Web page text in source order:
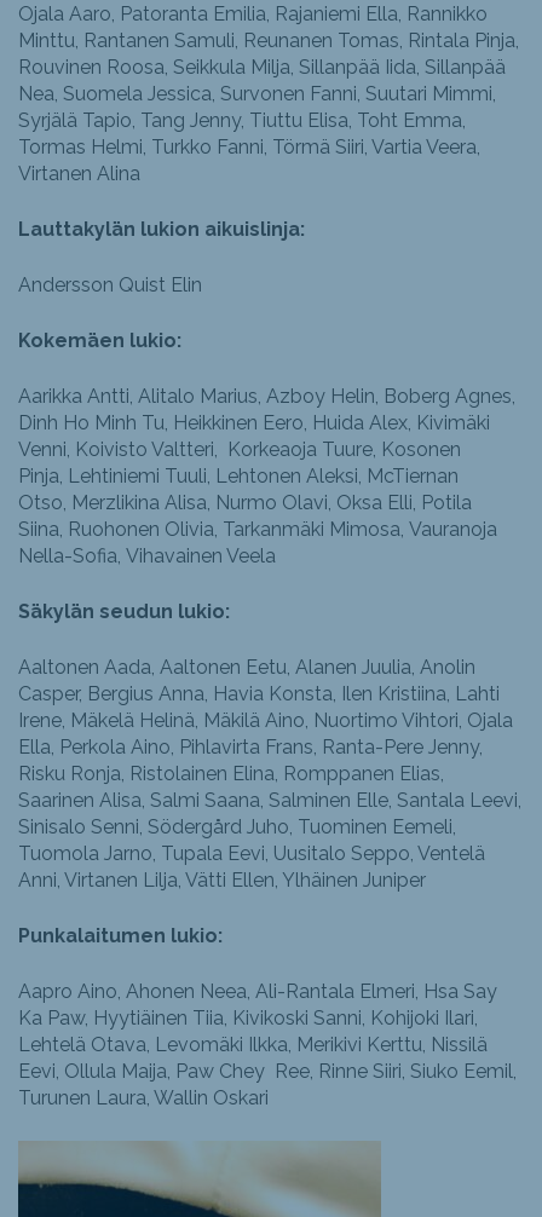
Ojala Aaro, Patoranta Emilia, Rajaniemi Ella, Rannikko
Minttu, Rantanen Samuli, Reunanen Tomas, Rintala Pinja,
Rouvinen Roosa, Seikkula Milja, Sillanpää Iida, Sillanpää
Nea, Suomela Jessica, Survonen Fanni, Suutari Mimmi,
Syrjälä Tapio, Tang Jenny, Tiuttu Elisa, Toht Emma,
Tormas Helmi, Turkko Fanni, Törmä Siiri, Vartia Veera,
Virtanen Alina
Lauttakylän lukion aikuislinja:
Andersson Quist Elin
Kokemäen lukio:
Aarikka Antti, Alitalo Marius, Azboy Helin, Boberg Agnes,
Dinh Ho Minh Tu, Heikkinen Eero, Huida Alex, Kivimäki
Venni, Koivisto Valtteri, Korkeaoja Tuure, Kosonen
Pinja, Lehtiniemi Tuuli, Lehtonen Aleksi, McTiernan
Otso, Merzlikina Alisa, Nurmo Olavi, Oksa Elli, Potila
Siina, Ruohonen Olivia, Tarkanmäki Mimosa, Vauranoja
Nella-Sofia, Vihavainen Veela
Säkylän seudun lukio:
Aaltonen Aada, Aaltonen Eetu, Alanen Juulia, Anolin
Casper, Bergius Anna, Havia Konsta, Ilen Kristiina, Lahti
Irene, Mäkelä Helinä, Mäkilä Aino, Nuortimo Vihtori, Ojala
Ella, Perkola Aino, Pihlavirta Frans, Ranta-Pere Jenny,
Risku Ronja, Ristolainen Elina, Romppanen Elias,
Saarinen Alisa, Salmi Saana, Salminen Elle, Santala Leevi,
Sinisalo Senni, Södergård Juho, Tuominen Eemeli,
Tuomola Jarno, Tupala Eevi, Uusitalo Seppo, Ventelä
Anni, Virtanen Lilja, Vätti Ellen, Ylhäinen Juniper
Punkalaitumen lukio:
Aapro Aino, Ahonen Neea, Ali-Rantala Elmeri, Hsa Say
Ka Paw, Hyytiäinen Tiia, Kivikoski Sanni, Kohijoki Ilari,
Lehtelä Otava, Levomäki Ilkka, Merikivi Kerttu, Nissilä
Eevi, Ollula Maija, Paw Chey Ree, Rinne Siiri, Siuko Eemil,
Turunen Laura, Wallin Oskari